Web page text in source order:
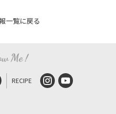
一覧に戻る
RECIPE